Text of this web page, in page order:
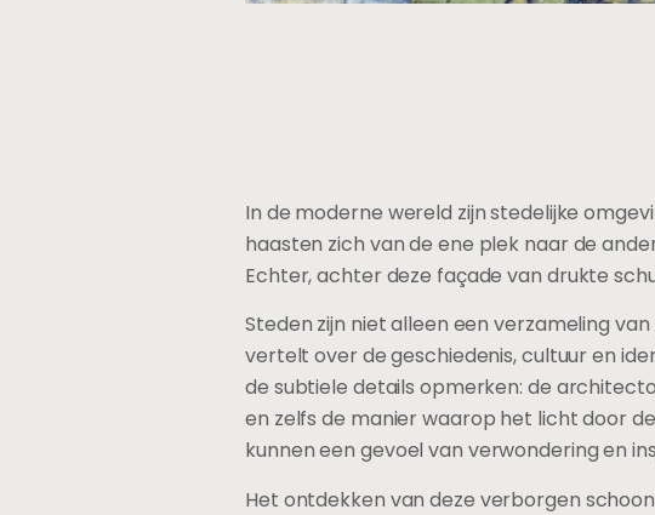
In de moderne wereld zijn stedelijke
haasten zich van de ene plek naar de
Echter, achter deze façade van drukte
Steden zijn niet alleen een verzameling
vertelt over de geschiedenis, cultuur en
de subtiele details opmerken: de
en zelfs de manier waarop het licht door
kunnen een gevoel van verwondering en
Het ontdekken van deze verborgen